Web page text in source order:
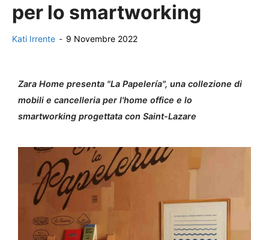
per lo smartworking
Kati Irrente - 9 Novembre 2022
Zara Home presenta "La Papelería", una collezione di
mobili e cancelleria per l'home office e lo
smartworking progettata con Saint-Lazare